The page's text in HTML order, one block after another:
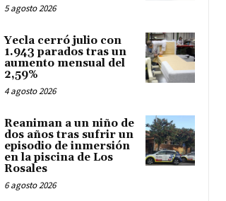
5 agosto 2026
Yecla cerró julio con
1.943 parados tras un
aumento mensual del
2,59%
4 agosto 2026
Reaniman a un niño de
dos años tras sufrir un
episodio de inmersión
en la piscina de Los
Rosales
6 agosto 2026